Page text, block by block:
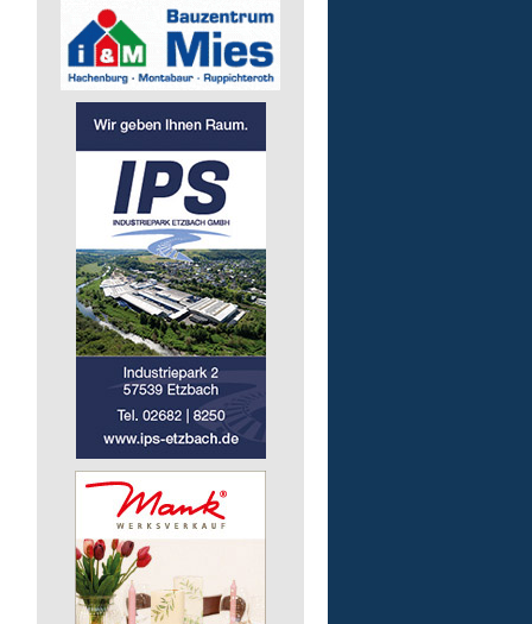
Mitarbeiter/-in (m/w/d)
Essensausgabe an
Lebenshilfe im Landkreis
GmbH
57537 Mittelhof